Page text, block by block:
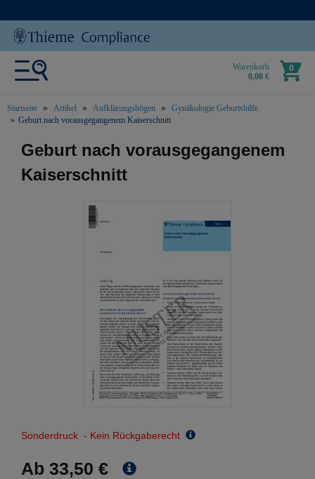
Warenkorb
0,00 €
0
Startseite Artikel Aufklärungsbögen
Gynäkologie Geburtshilfe
Geburt nach vorausgegangenem Kaiserschnitt
text.skipToContent
text.skipToNavigation
Geburt nach vorausgegangenem
Kaiserschnitt
Sonderdruck - Kein Rückgaberecht
Ab 33,50 €